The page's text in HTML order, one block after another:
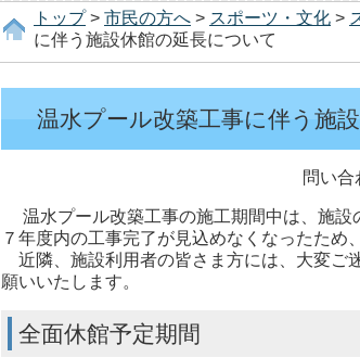
トップ> 市民の方へ > スポーツ・文化 >
に伴う施設休館の延長について
温水プール改築工事に伴う施
問い
温水プール改築工事の施工期間中は、施設
７年度内の工事完了が見込めなくなったため
近隣、施設利用者の皆さま方には、大変ご
願いいたします。
全面休館予定期間